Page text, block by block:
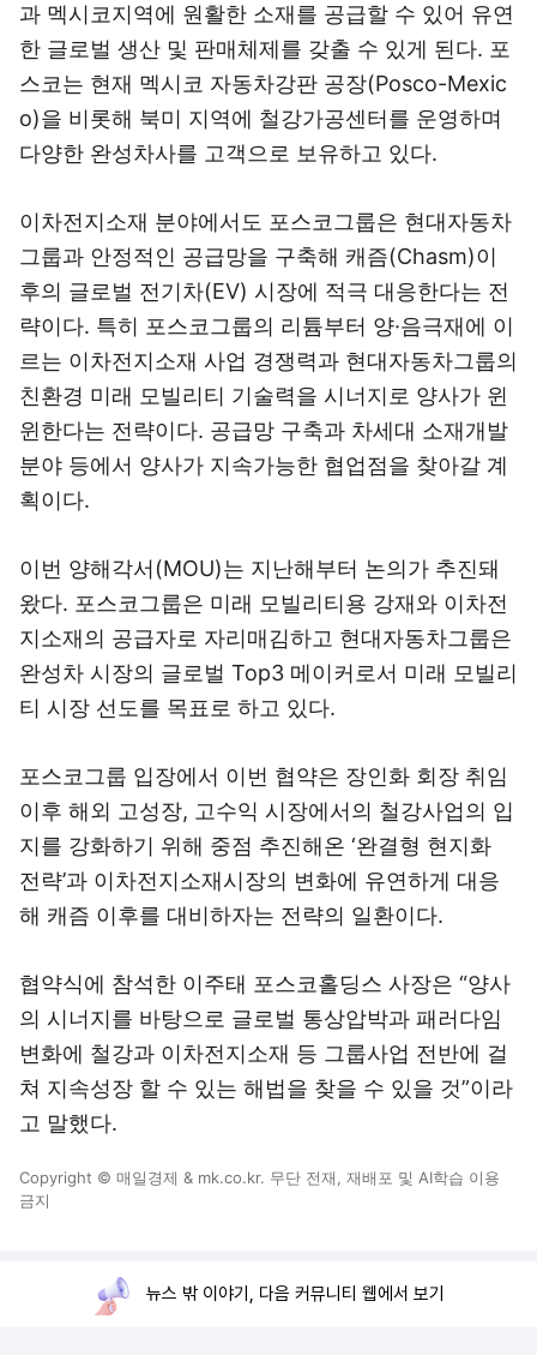
과 멕시코지역에 원활한 소재를 공급할 수 있어 유연
한 글로벌 생산 및 판매체제를 갖출 수 있게 된다. 포
스코는 현재 멕시코 자동차강판 공장(Posco-Mexic
o)을 비롯해 북미 지역에 철강가공센터를 운영하며
다양한 완성차사를 고객으로 보유하고 있다.
이차전지소재 분야에서도 포스코그룹은 현대자동차
그룹과 안정적인 공급망을 구축해 캐즘(Chasm)이
후의 글로벌 전기차(EV) 시장에 적극 대응한다는 전
략이다. 특히 포스코그룹의 리튬부터 양·음극재에 이
르는 이차전지소재 사업 경쟁력과 현대자동차그룹의
친환경 미래 모빌리티 기술력을 시너지로 양사가 윈
윈한다는 전략이다. 공급망 구축과 차세대 소재개발
분야 등에서 양사가 지속가능한 협업점을 찾아갈 계
획이다.
이번 양해각서(MOU)는 지난해부터 논의가 추진돼
왔다. 포스코그룹은 미래 모빌리티용 강재와 이차전
지소재의 공급자로 자리매김하고 현대자동차그룹은
완성차 시장의 글로벌 Top3 메이커로서 미래 모빌리
티 시장 선도를 목표로 하고 있다.
포스코그룹 입장에서 이번 협약은 장인화 회장 취임
이후 해외 고성장, 고수익 시장에서의 철강사업의 입
지를 강화하기 위해 중점 추진해온 ‘완결형 현지화
전략’과 이차전지소재시장의 변화에 유연하게 대응
해 캐즘 이후를 대비하자는 전략의 일환이다.
협약식에 참석한 이주태 포스코홀딩스 사장은 “양사
의 시너지를 바탕으로 글로벌 통상압박과 패러다임
변화에 철강과 이차전지소재 등 그룹사업 전반에 걸
쳐 지속성장 할 수 있는 해법을 찾을 수 있을 것”이라
고 말했다.
Copyright © 매일경제 & mk.co.kr. 무단 전재, 재배포 및 AI학습 이용
금지
뉴스 밖 이야기, 다음 커뮤니티 웹에서 보기